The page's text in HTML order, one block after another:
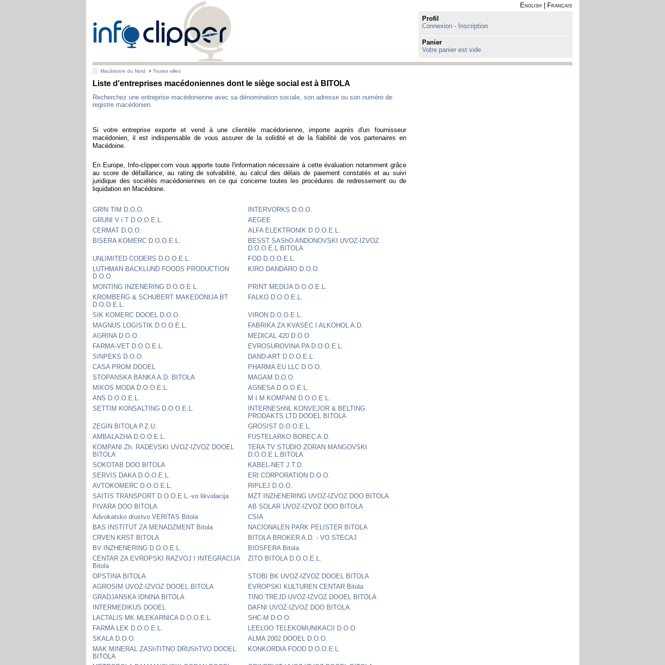
English
Français
Profil
Connexion - Inscription
Panier
Votre panier est vide
Macédoine du Nord >Toutes villes
Liste d'entreprises macédoniennes dont le siège social est à BITOLA
Recherchez une entreprise macédonienne avec sa dénomination sociale, son adresse ou son numéro de
registre macédonien.
Si votre entreprise exporte et vend à une clientèle macédonienne, importe auprès d'un fournisseur
macédonien, il est indispensable de vous assurer de la solidité et de la fiabilité de vos partenaires en
Macédoine.
En Europe, Info-clipper.com vous apporte toute l'information nécessaire à cette évaluation notamment grâce
au score de défaillance, au rating de solvabilité, au calcul des délais de paiement constatés et au suivi
juridique des sociétés macédoniennes en ce qui concerne toutes les procédures de redressement ou de
liquidation en Macédoine.
GRIN TIM D.O.O.
INTERVORKS D.O.O.
GRUNI V i T D.O.O.E.L.
AEGEE
CERMAT D.O.O.
ALFA ELEKTRONIK D.O.O.E.L.
BISERA KOMERC D.O.O.E.L.
BESST SAShO ANDONOVSKI UVOZ-IZVOZ
D.O.O.E.L.BITOLA
UNLIMITED CODERS D.O.O.E.L.
FOD D.O.O.E.L.
LUTHMAN BACKLUND FOODS PRODUCTION
D.O.O.
KIRO DANDARO D.O.O.
MONTING INZENERING D.O.O.E.L.
PRINT MEDIJA D.O.O.E.L.
KROMBERG & SCHUBERT MAKEDONIJA BT
D.O.O.E.L.
FALKO D.O.O.E.L.
SIK KOMERC DOOEL D.O.O.
VIRON D.O.O.E.L.
MAGNUS LOGISTIK D.O.O.E.L.
FABRIKA ZA KVASEC I ALKOHOL A.D.
AGRINA D.O.O.
MEDICAL 420 D.O.O.
FARMA-VET D.O.O.E.L.
EVROSUROVINA PA D.O.O.E.L.
SINPEKS D.O.O.
DAND-ART D.O.O.E.L.
CASA PROM DOOEL
PHARMA EU LLC D.O.O.
STOPANSKA BANKA A.D. BITOLA
MAGAM D.O.O.
MIKOS MODA D.O.O.E.L.
AGNESA D.O.O.E.L.
ANS D.O.O.E.L.
M I M KOMPANI D.O.O.E.L.
SETTIM KONSALTING D.O.O.E.L.
INTERNEShNL KONVEJOR & BELTING
PRODAKTS LTD DOOEL BITOLA
ZEGIN BITOLA P.Z.U.
GROSIST D.O.O.E.L.
AMBALAZHA D.O.O.E.L.
FUSTELARKO BOREC A.D.
KOMPANI Zh. RADEVSKI UVOZ-IZVOZ DOOEL
BITOLA
TERA TV STUDIO ZORAN MANGOVSKI
D.O.O.E.L.BITOLA
SOKOTAB DOO BITOLA
KABEL-NET J.T.D.
SERVIS DAKA D.O.O.E.L.
ERI CORPORATION D.O.O.
AVTOKOMERC D.O.O.E.L.
RIPLEJ D.O.O.
SAITIS TRANSPORT D.O.O.E.L.-vo likvidacija
MZT INZhENERING UVOZ-IZVOZ DOO BITOLA
PIVARA DOO BITOLA
AB SOLAR UVOZ-IZVOZ DOO BITOLA
Advokatsko drustvo VERITAS Bitola
CSIA
BAS INSTITUT ZA MENADZMENT Bitola
NACIONALEN PARK PELISTER BITOLA
CRVEN KRST BITOLA
BITOLA BROKER A.D. - VO STECAJ
BV INZHENERING D.O.O.E.L.
BIOSFERA Bitola
CENTAR ZA EVROPSKI RAZVOJ I INTEGRACIJA
Bitola
ZITO BITOLA D.O.O.E.L.
OPSTINA BITOLA
STOBI BK UVOZ-IZVOZ DOOEL BITOLA
AGROSIM UVOZ-IZVOZ DOOEL BITOLA
EVROPSKI KULTUREN CENTAR Bitola
GRADJANSKA IDNINA BITOLA
TINO TREJD UVOZ-IZVOZ DOOEL BITOLA
INTERMEDIKUS DOOEL
DAFNI UVOZ-IZVOZ DOO BITOLA
LACTALIS MK MLEKARNICA D.O.O.E.L.
SHC-M D.O.O.
FARMA LEK D.O.O.E.L.
LEELOO TELEKOMUNIKACII D.O.O.
SKALA D.O.O.
ALMA 2002 DOOEL D.O.O.
MAK MINERAL ZAShTITNO DRUShTVO DOOEL
BITOLA
KONKORDIA FOOD D.O.O.E.L.